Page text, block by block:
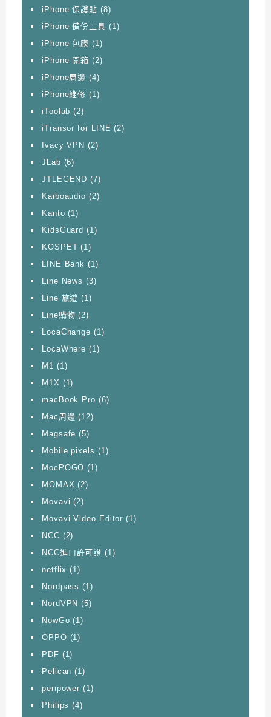
iPhone 保護貼 (8)
iPhone 備份工具 (1)
iPhone 包膜 (1)
iPhone 開箱 (2)
iPhone周邊 (4)
iPhone維修 (1)
iToolab (2)
iTransor for LINE (2)
Ivacy VPN (2)
JLab (6)
JTLEGEND (7)
Kaiboaudio (2)
Kanto (1)
KidsGuard (1)
KOSPET (1)
LINE Bank (1)
Line News (3)
Line 旅遊 (1)
Line購物 (2)
LocaChange (1)
LocaWhere (1)
M1 (1)
M1X (1)
macBook Pro (6)
Mac周邊 (12)
Magsafe (5)
Mobile pixels (1)
MocPOGO (1)
MOMAX (2)
Movavi (2)
Movavi Video Editor (1)
NCC (2)
NCC進口許可證 (1)
netflix (1)
Nordpass (1)
NordVPN (5)
NowGo (1)
OPPO (1)
PDF (1)
Pelican (1)
peripower (1)
Philips (4)